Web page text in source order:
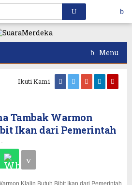
Menu
Ikuti Kami
Tambak Warmon
Ikan dari Pemerintah
-